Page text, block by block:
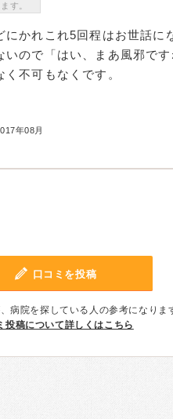
す。
かれこれ5回程はお世話に
ので「はい、まあ風邪です
不可もなくです。
年08月
口コミを投稿
病院を探している人の参考になりま
投稿について詳しくはこちら